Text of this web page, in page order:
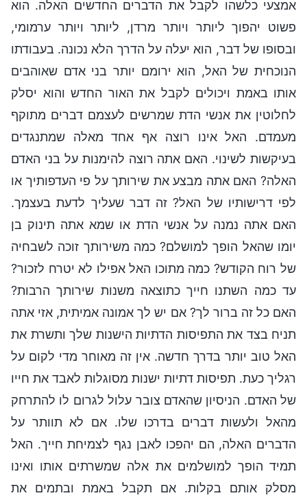
אמצעי כלשהו לקבל את הדברים החדשים האלה. הוא
פשוט יהפוך ליותר ויותר מרדן, ליותר ויותר ערמומי,
ובסופו של דבר, הוא יעלה על הדרך הלא נכונה. בעבודתו
הנוכחית של האל, הוא ירומם יותר בני אדם שאוהבים
אותו באמת ויכולים לקבל את האור החדש והוא יסלק
לחלוטין את אנשי הדת שמרשים לעצמם דברים מתוקף
מעמדם. האל אינו רוצה אף אחד מאלה שמתנגדים
בעיקשות לשינוי. האם אתה רוצה להימנות על בני האדם
האלה? האם אתה מבצע את שירותך על פי העדפותיך או
לפי דרישותיו של האל? זה דבר שעליך לדעת בעצמך.
האם אתה נמנה על אנשי הדת או שמא אתה תינוק בן
יומו שהאל הופך למושלם? כמה משירותך זוכה לשבחיה
של רוח הקודש? כמה מתוכו האל אפילו לא יטרח לזכור?
עד כמה השתנו חייך כתוצאה משנות שירותך הרבות?
האם כל זה ברור לך? אם יש לך אמונה אמיתית, אזי אתה
תניח בצד את התפיסות הדתיות הישנות שלך ותשרת את
האל טוב יותר בדרך חדשה. אין זה מאוחר מדי לקום על
רגליך כעת. תפיסות דתיות ישנות מסוגלות לאבד את חייו
של האדם. הניסיון שהאדם צובר עלול לגרום לו להתרחק
מהאל ולעשות דברים בדרכו שלו. אם לא תוותר על
הדברים האלה, הם יהפכו לאבן נגף לצמיחת חייך. האל
תמיד הופך למושלמים את אלה שמשרתים אותו ואינו
מסלק אותם בקלות. אם תקבל באמת ובתמים את